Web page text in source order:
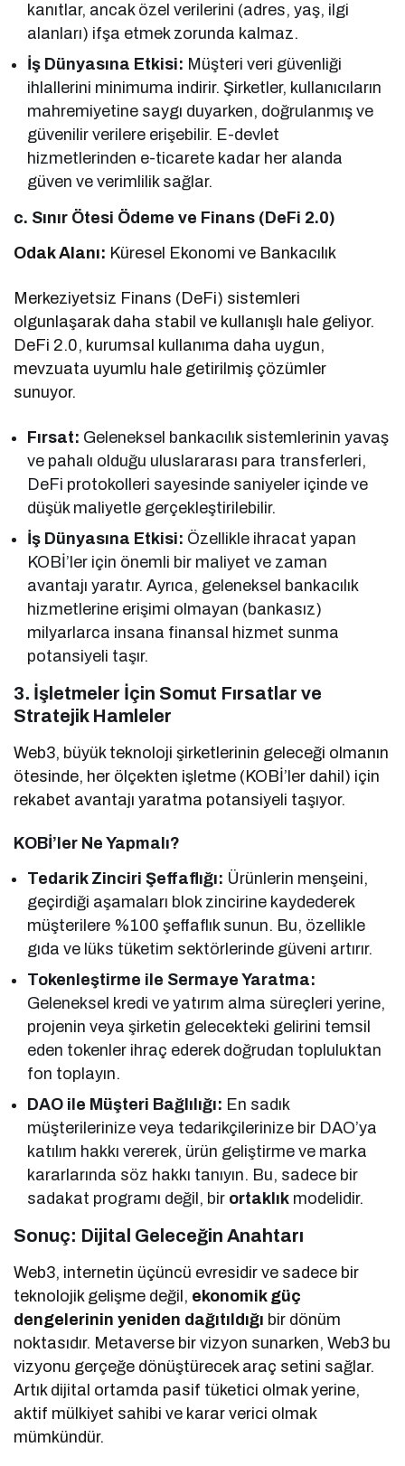
kanıtlar, ancak özel verilerini (adres, yaş, ilgi
alanları) ifşa etmek zorunda kalmaz.
İş Dünyasına Etkisi: Müşteri veri güvenliği
ihlallerini minimuma indirir. Şirketler, kullanıcıların
mahremiyetine saygı duyarken, doğrulanmış ve
güvenilir verilere erişebilir. E-devlet
hizmetlerinden e-ticarete kadar her alanda
güven ve verimlilik sağlar.
c. Sınır Ötesi Ödeme ve Finans (DeFi 2.0)
Odak Alanı: Küresel Ekonomi ve Bankacılık
Merkeziyetsiz Finans (DeFi) sistemleri
olgunlaşarak daha stabil ve kullanışlı hale geliyor.
DeFi 2.0, kurumsal kullanıma daha uygun,
mevzuata uyumlu hale getirilmiş çözümler
sunuyor.
Fırsat: Geleneksel bankacılık sistemlerinin yavaş
ve pahalı olduğu uluslararası para transferleri,
DeFi protokolleri sayesinde saniyeler içinde ve
düşük maliyetle gerçekleştirilebilir.
İş Dünyasına Etkisi: Özellikle ihracat yapan
KOBİ’ler için önemli bir maliyet ve zaman
avantajı yaratır. Ayrıca, geleneksel bankacılık
hizmetlerine erişimi olmayan (bankasız)
milyarlarca insana finansal hizmet sunma
potansiyeli taşır.
3. İşletmeler İçin Somut Fırsatlar ve
Stratejik Hamleler
Web3, büyük teknoloji şirketlerinin geleceği olmanın
ötesinde, her ölçekten işletme (KOBİ’ler dahil) için
rekabet avantajı yaratma potansiyeli taşıyor.
KOBİ’ler Ne Yapmalı?
Tedarik Zinciri Şeffaflığı: Ürünlerin menşeini,
geçirdiği aşamaları blok zincirine kaydederek
müşterilere %100 şeffaflık sunun. Bu, özellikle
gıda ve lüks tüketim sektörlerinde güveni artırır.
Tokenleştirme ile Sermaye Yaratma:
Geleneksel kredi ve yatırım alma süreçleri yerine,
projenin veya şirketin gelecekteki gelirini temsil
eden tokenler ihraç ederek doğrudan topluluktan
fon toplayın.
DAO ile Müşteri Bağlılığı: En sadık
müşterilerinize veya tedarikçilerinize bir DAO’ya
katılım hakkı vererek, ürün geliştirme ve marka
kararlarında söz hakkı tanıyın. Bu, sadece bir
sadakat programı değil, bir ortaklık modelidir.
Sonuç: Dijital Geleceğin Anahtarı
Web3, internetin üçüncü evresidir ve sadece bir
teknolojik gelişme değil, ekonomik güç
dengelerinin yeniden dağıtıldığı bir dönüm
noktasıdır. Metaverse bir vizyon sunarken, Web3 bu
vizyonu gerçeğe dönüştürecek araç setini sağlar.
Artık dijital ortamda pasif tüketici olmak yerine,
aktif mülkiyet sahibi ve karar verici olmak
mümkündür.